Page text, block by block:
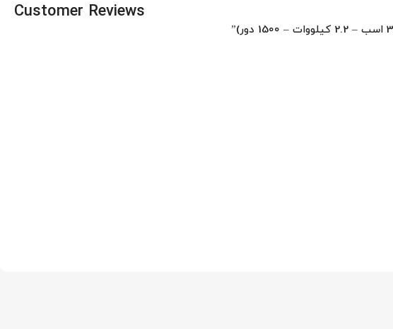
Customer Reviews